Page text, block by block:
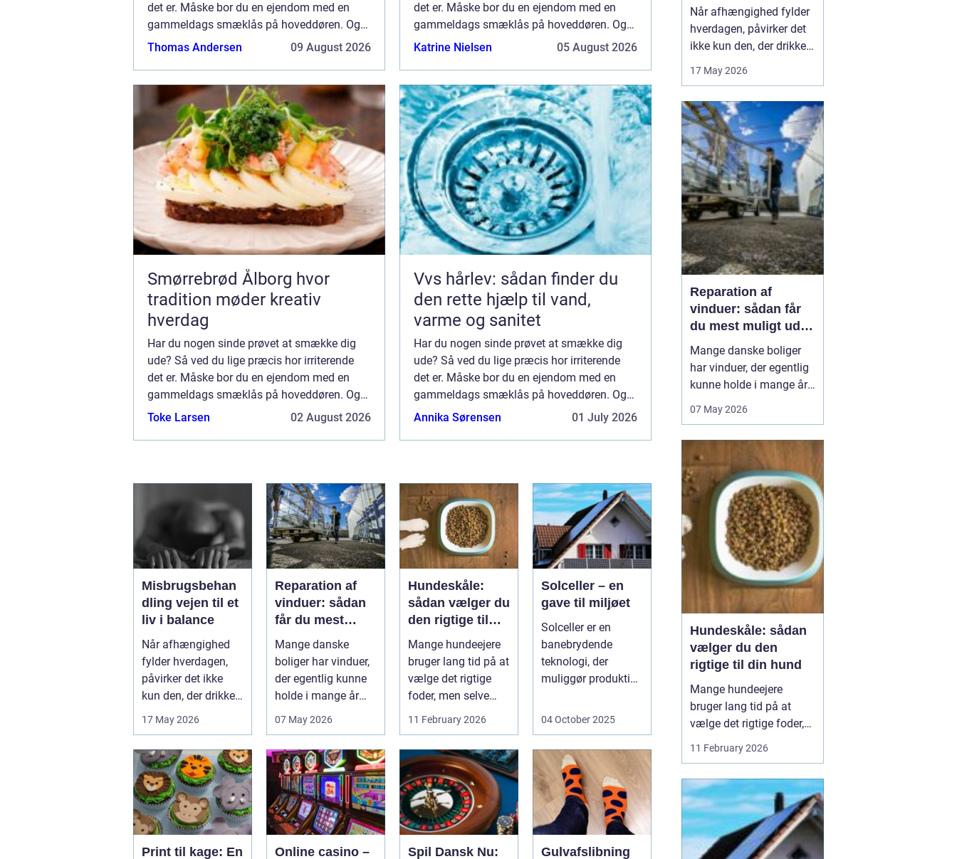
det er. Måske bor du en ejendom med en
gammeldags smæklås på hoveddøren. Og
måske har du lagt nøgl...
Thomas Andersen 09 August 2026
det er. Måske bor du en ejendom med en
gammeldags smæklås på hoveddøren. Og
måske har du lagt nøgl...
Katrine Nielsen 05 August 2026
Smørrebrød Ålborg hvor
tradition møder kreativ
hverdag
Har du nogen sinde prøvet at smække dig
ude? Så ved du lige præcis hor irriterende
det er. Måske bor du en ejendom med en
gammeldags smæklås på hoveddøren. Og
måske har du lagt nøgl...
Toke Larsen 02 August 2026
Vvs hårlev: sådan finder du
den rette hjælp til vand,
varme og sanitet
Har du nogen sinde prøvet at smække dig
ude? Så ved du lige præcis hor irriterende
det er. Måske bor du en ejendom med en
gammeldags smæklås på hoveddøren. Og
måske har du lagt nøgl...
Annika Sørensen 01 July 2026
Misbrugsbehan
dling vejen til et
liv i balance
Når afhængighed
fylder hverdagen,
påvirker det ikke
kun den, der drikker,
tager stoffer eller
17 May 2026
Reparation af
vinduer: sådan
får du mest
muligt ud af
dine gamle
rammer
Mange danske
boliger har vinduer,
der egentlig kunne
holde i mange år
endnu, hvis de fik
07 May 2026
Hundeskåle:
sådan vælger du
den rigtige til
din hund
Mange hundeejere
bruger lang tid på at
vælge det rigtige
foder, men selve
skålen b...
11 February 2026
Solceller – en
gave til miljøet
Solceller er en
banebrydende
teknologi, der
muliggør produktion
udnytt...
04 October 2025
Print til kage: En Online casino – Spil Dansk Nu: Gulvafslibning
Når afhængighed fylder
hverdagen, påvirker det
ikke kun den, der drikker,
medicin. Hele familien
Mange går længe alene
med problemerne, før de
søger hjælp. Her kan
misbrugsbehandling
være et afgørende...
17 May 2026
Reparation af
vinduer: sådan får
du mest muligt ud af
dine gamle rammer
Mange danske boliger
har vinduer, der egentlig
kunne holde i mange år
rigtige pleje. I stedet
for tidligt. Med den rette
reparation af vinduer
kan du bevare husets
oprindelige udtryk,
forbedre ko...
07 May 2026
Hundeskåle: sådan
vælger du den
rigtige til din hund
Mange hundeejere
bruger lang tid på at
vælge det rigtige foder,
men selve skålen bliver
ofte en eftertanke. Det er
har...
11 February 2026